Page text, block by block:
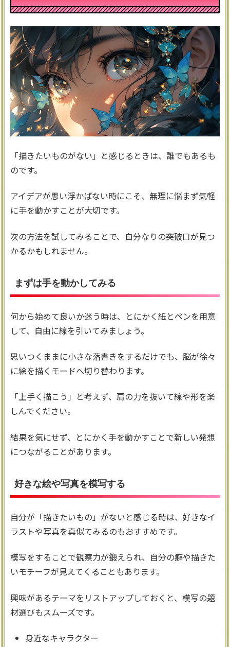
「描きたいものがない」と感じるときは、誰でもあるも
のです。
アイデアが思い浮かばない時にこそ、無理に悩まず気軽
に手を動かすことが大切です。
次の方法を試してみることで、自分なりの突破口が見つ
かるかもしれません。
まずは手を動かしてみる
何から始めて良いか迷う時は、とにかく紙とペンを用意
して、自由に線を引いてみましょう。
思いつくままに小さな落書きをするだけでも、脳が徐々
に絵を描くモードへ切り替わります。
「上手く描こう」と考えず、肩の力を抜いて線や形を楽
しんでください。
結果を気にせず、とにかく手を動かすことで新しい発想
につながることがあります。
好きな絵や写真を模写する
自分が「描きたいもの」がないと感じる時は、好きなイ
ラストや写真を真似てみるのもおすすめです。
模写をすることで観察力が鍛えられ、自分の癖や描きた
いモチーフが見えてくることもあります。
興味があるテーマをリストアップしておくと、模写の題
材選びもスムーズです。
身近なキャラクター